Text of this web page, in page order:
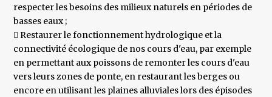
respecter les besoins des milieux naturels en périodes de
basses eaux ;
 Restaurer le fonctionnement hydrologique et la
connectivité écologique de nos cours d'eau, par exemple
en permettant aux poissons de remonter les cours d'eau
vers leurs zones de ponte, en restaurant les berges ou
encore en utilisant les plaines alluviales lors des épisodes